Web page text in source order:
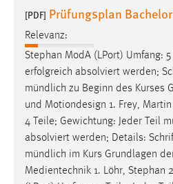
[PDF] Prüfungsplan
Relevanz:
Stephan ModA (LPort) Umfang:
erfolgreich absolviert werden;
mündlich zu Beginn des Kurses
und Motiondesign 1. Frey,
4 Teile; Gewichtung: Jeder Teil
absolviert werden; Details:
mündlich im Kurs Grundlagen
Medientechnik 1. Löhr, Stephan